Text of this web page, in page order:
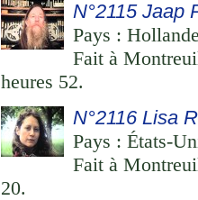
N°2115 Jaap
Pays :
Fait à
heures 52.
N°2116 Lisa
Pays : États-
Fait à
20.